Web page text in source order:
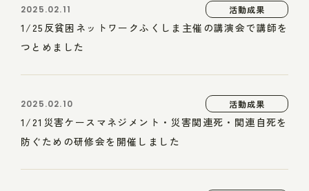
2025.02.11 活動成果
1/25反貧困ネットワークふくしま主催の講演会で講師を
つとめました
2025.02.10 活動成果
1/21災害ケースマネジメント・災害関連死・関連自死を
防ぐための研修会を開催しました